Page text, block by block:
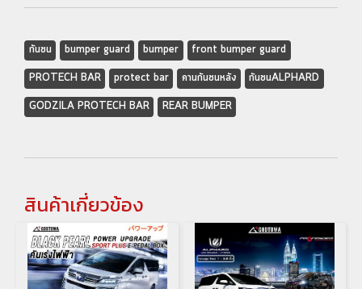
กันชน bumper guard bumper
front bumper guard
PROTECH BAR
protect bar คานกันชนหลัง
กันชนALPHARD
GODZILA PROTECH BAR
REAR BUMPER
สินค้าเกี่ยวข้อง